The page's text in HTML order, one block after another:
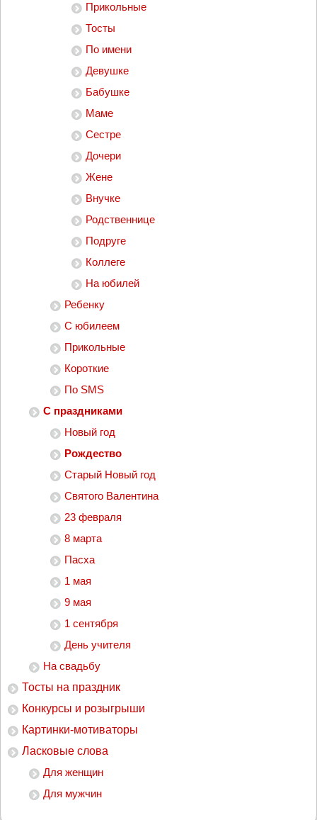
Прикольные
Тосты
По имени
Девушке
Бабушке
Маме
Сестре
Дочери
Жене
Внучке
Родственнице
Подруге
Коллеге
На юбилей
Ребенку
С юбилеем
Прикольные
Короткие
По SMS
С праздниками
Новый год
Рождество
Старый Новый год
Святого Валентина
23 февраля
8 марта
Пасха
1 мая
9 мая
1 сентября
День учителя
На свадьбу
Тосты на праздник
Конкурсы и розыгрыши
Картинки-мотиваторы
Ласковые слова
Для женщин
Для мужчин